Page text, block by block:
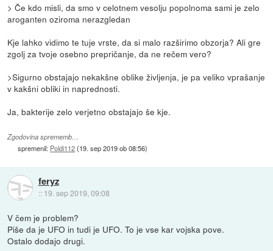
> Če kdo misli, da smo v celotnem vesolju popolnoma sami je zelo
aroganten oziroma nerazgledan
Kje lahko vidimo te tuje vrste, da si malo razširimo obzorja? Ali gre
zgolj za tvoje osebno prepričanje, da ne rečem vero?
>Sigurno obstajajo nekakšne oblike življenja, je pa veliko vprašanje
v kakšni obliki in naprednosti.
Ja, bakterije zelo verjetno obstajajo še kje.
Zgodovina sprememb…
spremenil: Poldi112(19. sep 2019 ob 08:56)
feryz
:: 19. sep 2019, 09:08
V čem je problem?
Piše da je UFO in tudi je UFO. To je vse kar vojska pove.
Ostalo dodajo drugi.